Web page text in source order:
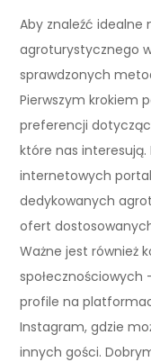
Aby znaleźć idealne
agroturystycznego
sprawdzonych
Pierwszym krokiem
preferencji
które nas interesują.
internetowych
dedykowanych
ofert
Ważne jest również
społecznościowych
profile na
Instagram, gdzie
innych gości.